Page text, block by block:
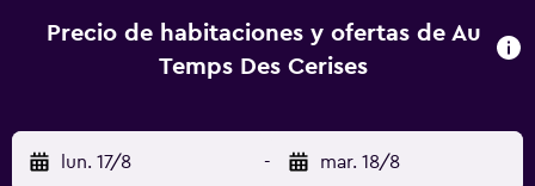
Precio de habitaciones y ofertas de Au
Temps Des Cerises
lun. 17/8 - mar. 18/8